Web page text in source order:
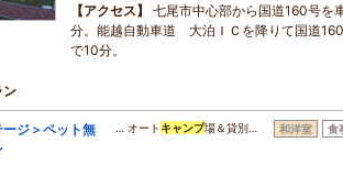
アクセス
七尾市中心部から国道160号を
分。能越自動車道 大泊ＩＣを降りて国道
で10分。
ン
ジ＞ペット無
… オート キャンプ場＆貸別… 和洋室 食